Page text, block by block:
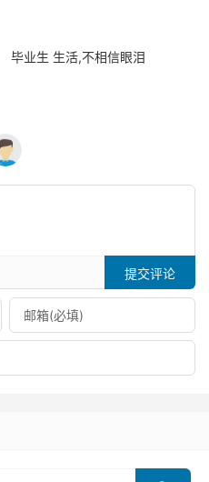
毕业生 生活,不相信眼泪
提交评论